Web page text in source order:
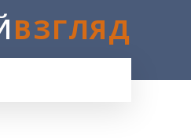
ВЗГЛЯД